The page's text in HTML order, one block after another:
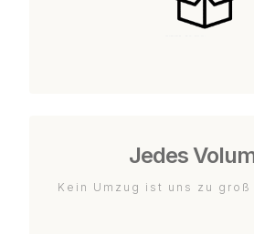
Jedes
Kein Umzug ist uns zu groß